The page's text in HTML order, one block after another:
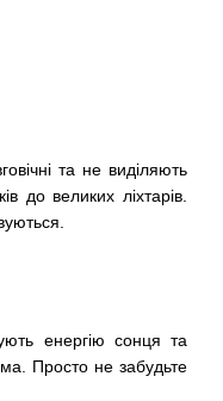
та не виділяють
до великих ліхтарів.
енергію сонця та
Просто не забудьте